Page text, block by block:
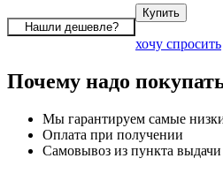
хочу спросить
Почему надо
Мы гарантируем самые
Оплата при получении
Самовывоз из пункта выдачи